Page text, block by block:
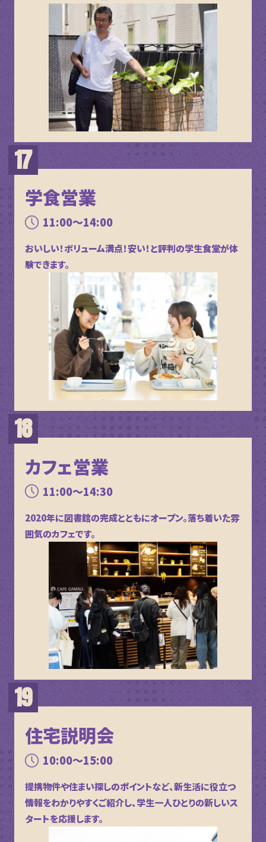
学食営業
11:00～14:00
おいしい！ボリューム満点！安い！と評判の学生食堂が体
験できます。
カフェ営業
11:00～14:30
2020年に図書館の完成とともにオープン。落ち着いた雰
囲気のカフェです。
住宅説明会
10:00～15:00
提携物件や住まい探しのポイントなど、新生活に役立つ
情報をわかりやすくご紹介し、学生一人ひとりの新しいス
タートを応援します。